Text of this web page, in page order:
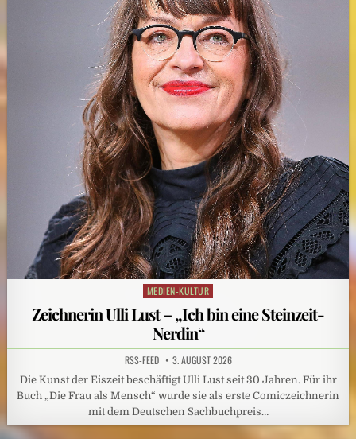
Posted
MEDIEN-KULTUR
Zeichnerin Ulli Lust – „Ich bin eine Steinzeit-
Nerdin“
RSS-FEED 3. AUGUST 2026
Die Kunst der Eiszeit beschäftigt Ulli Lust seit 30 Jahren. Für ihr
Buch „Die Frau als Mensch“ wurde sie als erste Comiczeichnerin
mit dem Deutschen Sachbuchpreis…